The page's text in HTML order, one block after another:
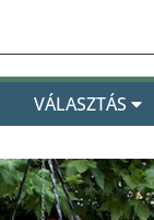
VÁLASZTÁS